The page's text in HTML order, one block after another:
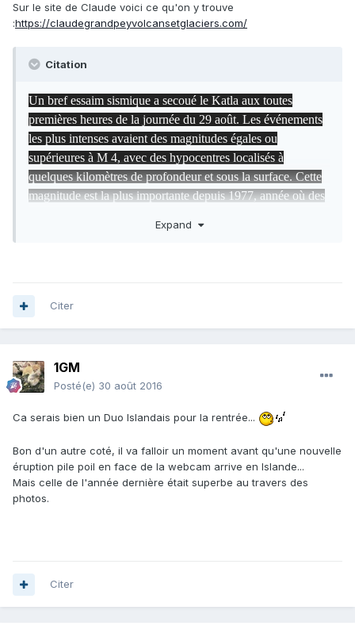
Sur le site de Claude voici ce qu'on y trouve
:https://claudegrandpeyvolcansetglaciers.com/
Citation
Un bref essaim sismique a secoué le Katla aux toutes
premières heures de la journée du 29 août. Les événements
les plus intenses avaient des magnitudes égales ou
supérieures à M 4, avec des hypocentres localisés à
quelques kilomètres de profondeur et sous la surface. Cette
magnitude est la plus importante depuis 1977, année où des
Le dernier essaim sissmique semble avoir pris fin et aucune
L’essaim sismique a été suivi d’une augmentation du débit
de la rivière Múlakvísl qui sort du glacier Myrdalsjökull
émissions de H2S et de SO2 a été observée. Ces deux gaz
sont généralement associées à des fluides hydrothermaux au
devraient donc pas annoncer une prochaine éruption,
Le Katla a déjà connu de nombreux essaims sismiques
depuis sa dernière éruption il y a 98 ans. Les prochains jours
et les prochaines semaines nous apporteront davantage
Expand
Citer
1GM
Posté(e) 30 août 2016
Ca serais bien un Duo Islandais pour la rentrée...
Bon d'un autre coté, il va falloir un moment avant qu'une nouvelle
éruption pile poil en face de la webcam arrive en Islande...
Mais celle de l'année dernière était superbe au travers des
photos.
Citer